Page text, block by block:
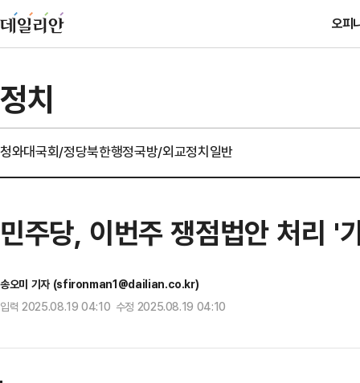
오피
정치
청와대국회/정당북한행정국방/외교정치일반
민주당, 이번주 쟁점법안 처리
송오미 기자 (sfironman1@dailian.co.kr)
입력 2025.08.19 04:10 수정 2025.08.19 04:10